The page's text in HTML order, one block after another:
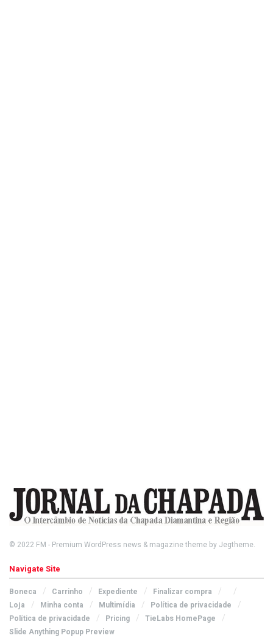
© 2022 FM - Premium WordPress news & magazine theme by Jegtheme.
Navigate Site
Boneca Carrinho Expediente
Finalizar compra
Loja
Minha conta Multimídia
Política de privacidade
Política de privacidade
Pricing
TieLabs HomePage
Slide Anything Popup Preview